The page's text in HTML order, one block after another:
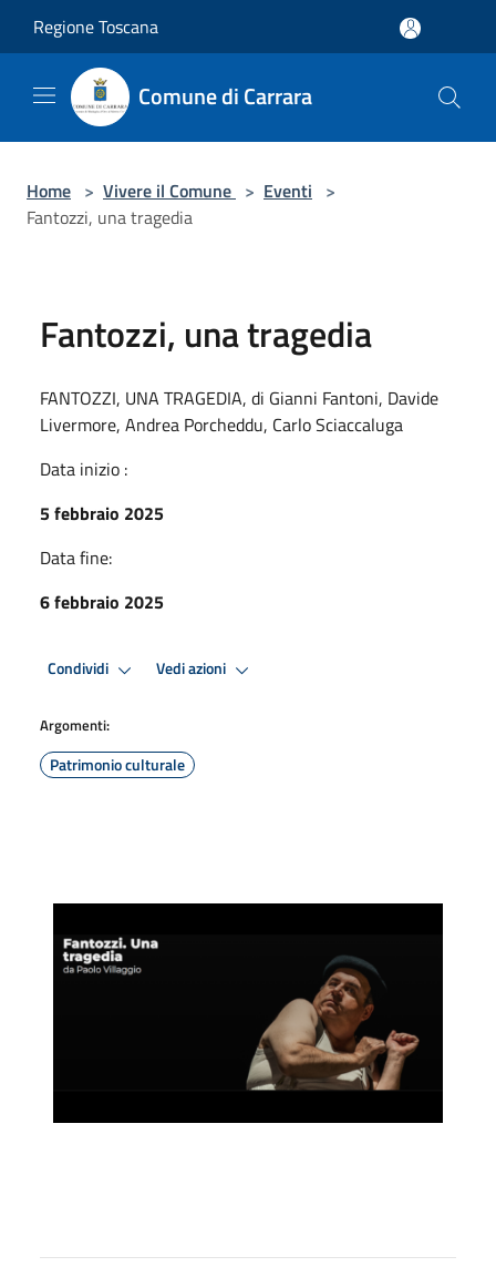
Regione Toscana
Comune di Carrara
Home > Vivere il Comune > Eventi >
Fantozzi, una tragedia
Fantozzi, una tragedia
FANTOZZI, UNA TRAGEDIA, di Gianni Fantoni, Davide
Livermore, Andrea Porcheddu, Carlo Sciaccaluga
Data inizio :
5 febbraio 2025
Data fine:
6 febbraio 2025
Condividi Vedi azioni
Argomenti:
Patrimonio culturale